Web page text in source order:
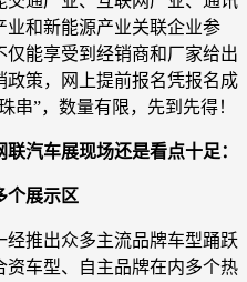
业和新能源产业关联企业参
能享受到经销商和厂家给出
策，网上提前报名凭报名成
串”，数量有限，先到先得！
汽车展现场还是看点十足：
个展示区
推出众多主流品牌车型踊跃
车型、自主品牌在内多个热